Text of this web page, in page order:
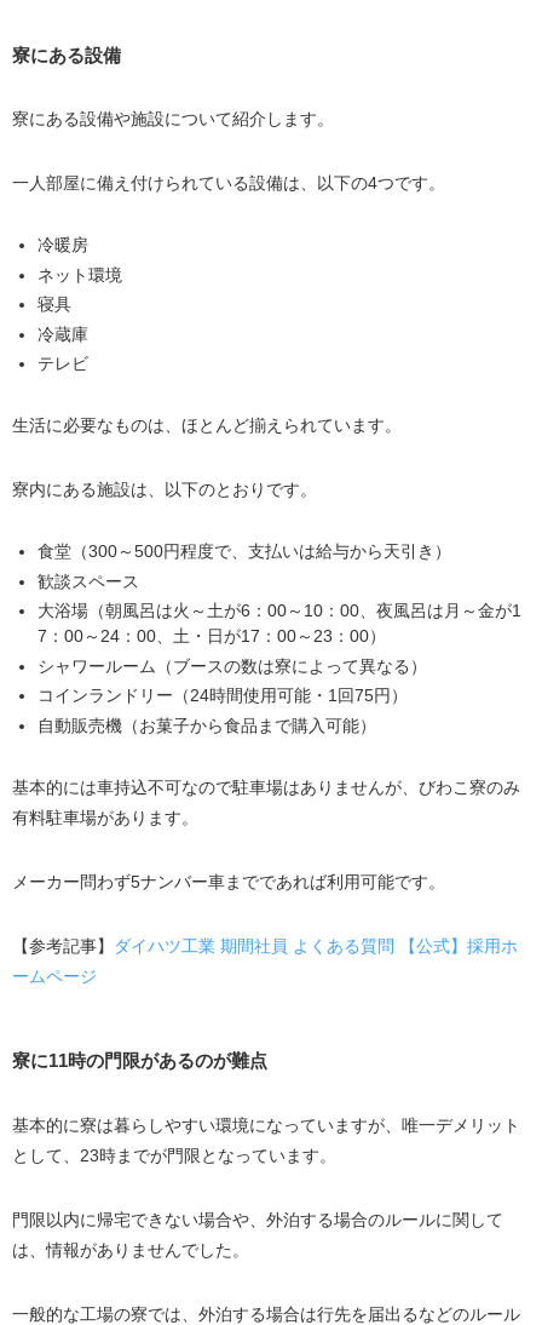
寮にある設備
寮にある設備や施設について紹介します。
一人部屋に備え付けられている設備は、以下の4つです。
冷暖房
ネット環境
寝具
冷蔵庫
テレビ
生活に必要なものは、ほとんど揃えられています。
寮内にある施設は、以下のとおりです。
食堂（300～500円程度で、支払いは給与から天引き）
歓談スペース
大浴場（朝風呂は火～土が6：00～10：00、夜風呂は月～金が1
7：00～24：00、土・日が17：00～23：00）
シャワールーム（ブースの数は寮によって異なる）
コインランドリー（24時間使用可能・1回75円）
自動販売機（お菓子から食品まで購入可能）
基本的には車持込不可なので駐車場はありませんが、びわこ寮のみ
有料駐車場があります。
メーカー問わず5ナンバー車までであれば利用可能です。
【参考記事】
ダイハツ工業 期間社員 よくある質問 【公式】採用ホ
ームページ
寮に11時の門限があるのが難点
基本的に寮は暮らしやすい環境になっていますが、唯一デメリット
として、23時までが門限となっています。
門限以内に帰宅できない場合や、外泊する場合のルールに関して
は、情報がありませんでした。
一般的な工場の寮では、外泊する場合は行先を届出るなどのルール